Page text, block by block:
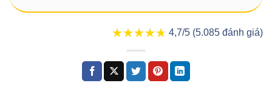
★★★★★
★★★★★ 4,7/5 (5.085 đánh giá)